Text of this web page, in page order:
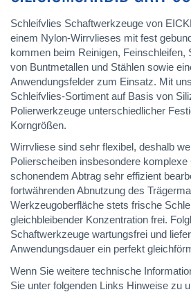
Schleifvlies Schaftwerkzeuge von
einem Nylon-Wirrvlieses mit fest
kommen beim Reinigen, Feinschleifen,
von Buntmetallen und Stählen sowie
Anwendungsfelder zum Einsatz. Mit
Schleifvlies-Sortiment auf Basis von
Polierwerkzeuge unterschiedlicher
Korngrößen.
Wirrvliese sind sehr flexibel, deshalb
Polierscheiben insbesondere komplexe
schonendem Abtrag sehr effizient
fortwährenden Abnutzung des
Werkzeugoberfläche stets frische
gleichbleibender Konzentration frei.
Schaftwerkzeuge wartungsfrei und
Anwendungsdauer ein perfekt
Wenn Sie weitere technische
Sie unter folgenden Links Hinweise zu